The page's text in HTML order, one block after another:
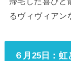
るヴィヴィアン
６月25日：